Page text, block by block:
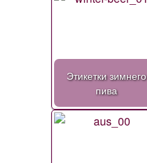
Этикетки зимнего
пива